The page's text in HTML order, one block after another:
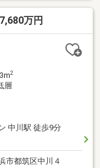
浜市の不動産なら
ＵＵＭＯや他サイ
件も多数ご紹介
ルプランナーによ
による生涯無料相
さい！
万円
2
層
中川駅 徒歩9分
市都筑区中川４